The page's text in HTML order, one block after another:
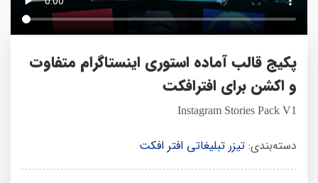
پکیج قالب آماده استوری اینستاگرام متفاوت
و اکشن برای افترافکت
Instagram Stories Pack V1
دسته‌بندی: تیزر تبلیغاتی افتر افکت